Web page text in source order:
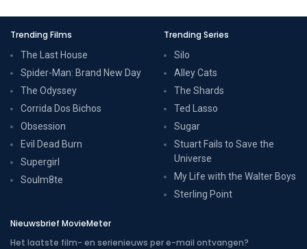
Trending Films
The Last House
Spider-Man: Brand New Day
The Odyssey
Corrida Dos Bichos
Obsession
Evil Dead Burn
Supergirl
Soulm8te
Trending Series
Silo
Alley Cats
The Shards
Ted Lasso
Sugar
Stuart Fails to Save the
Universe
My Life with the Walter Boys
Sterling Point
Nieuwsbrief MovieMeter
Het laatste film- en serienieuws per e-mail ontvangen?